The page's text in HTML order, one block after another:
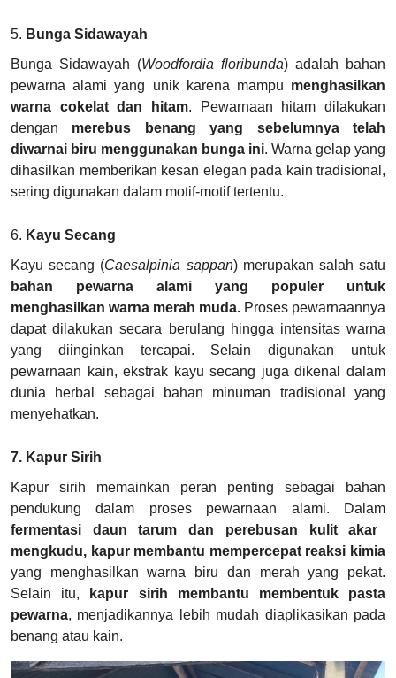
5. Bunga Sidawayah
Bunga Sidawayah (Woodfordia floribunda) adalah bahan
pewarna alami yang unik karena mampu menghasilkan
warna cokelat dan hitam. Pewarnaan hitam dilakukan
dengan merebus benang yang sebelumnya telah
diwarnai biru menggunakan bunga ini. Warna gelap yang
dihasilkan memberikan kesan elegan pada kain tradisional,
sering digunakan dalam motif-motif tertentu.
6. Kayu Secang
Kayu secang (Caesalpinia sappan) merupakan salah satu
bahan pewarna alami yang populer untuk
menghasilkan warna merah muda. Proses pewarnaannya
dapat dilakukan secara berulang hingga intensitas warna
yang diinginkan tercapai. Selain digunakan untuk
pewarnaan kain, ekstrak kayu secang juga dikenal dalam
dunia herbal sebagai bahan minuman tradisional yang
menyehatkan.
7. Kapur Sirih
Kapur sirih memainkan peran penting sebagai bahan
pendukung dalam proses pewarnaan alami. Dalam
fermentasi daun tarum dan perebusan kulit akar
mengkudu, kapur membantu mempercepat reaksi kimia
yang menghasilkan warna biru dan merah yang pekat.
Selain itu,
kapur sirih membantu membentuk pasta
pewarna, menjadikannya lebih mudah diaplikasikan pada
benang atau kain.